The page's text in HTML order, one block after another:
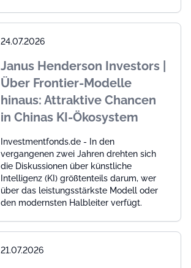
24.07.2026
Janus Henderson Investors |
Über Frontier-Modelle
hinaus: Attraktive Chancen
in Chinas KI-Ökosystem
Investmentfonds.de - In den
vergangenen zwei Jahren drehten sich
die Diskussionen über künstliche
Intelligenz (KI) größtenteils darum, wer
über das leistungsstärkste Modell oder
den modernsten Halbleiter verfügt.
21.07.2026